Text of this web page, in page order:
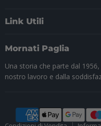
Link Utili
Mornati Paglia
Una storia che parte dal
nostro lavoro e dalla